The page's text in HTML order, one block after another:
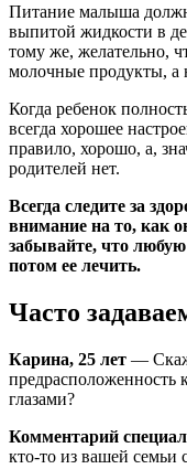
Питание малыша
выпитой жидкости в
тому же, желательно,
молочные продукты, а
Когда ребенок
всегда хорошее
правило, хорошо, а,
родителей нет.
Всегда следите за
внимание на то, как
забывайте, что любую
потом ее лечить.
Часто
Карина, 25 лет —
предрасположенность
глазами?
Комментарий
кто-то из вашей семьи